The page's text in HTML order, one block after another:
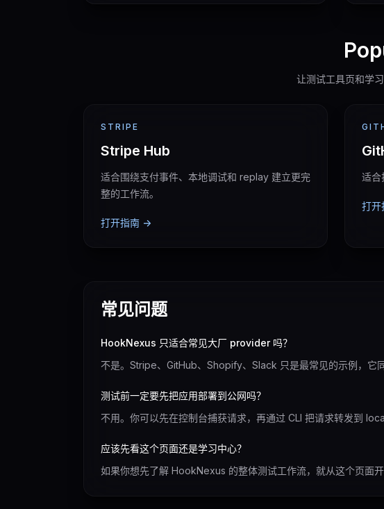
让测试工具页和学
STRIPE
Stripe Hub
适合围绕支付事件、本地调试和 replay 建立更完
整的工作流。
打开指南 ->
适合
打开
常见问题
HookNexus 只适合常见大厂 provider 吗？
不是。Stripe、GitHub、Shopify、Slack 只是最常见的示例，它
测试前一定要先把应用部署到公网吗？
不用。你可以先在控制台捕获请求，再通过 CLI 把请求转发到
应该先看这个页面还是学习中心？
如果你想先了解 HookNexus 的整体测试工作流，就从这个页面